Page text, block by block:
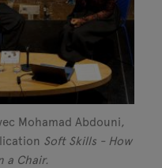
Mohamad Abdouni,
Soft Skills - How
a Chair.